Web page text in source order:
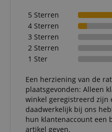
5 Sterren
4 Sterren
3 Sterren
2 Sterren
1 Ster
Een herziening van de
plaatsgevonden: Alleen
winkel geregistreerd zijn
daadwerkelijk bij ons
hun klantenaccount een
artikel geven.